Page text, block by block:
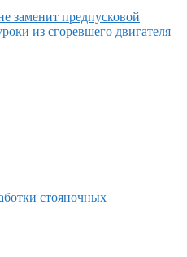
заменит предпусковой
из сгоревшего двигателя
стояночных